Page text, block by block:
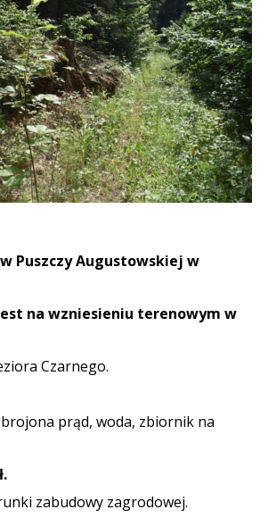
Puszczy Augustowskiej w
na wzniesieniu terenowym w
Czarnego.
prąd, woda, zbiornik na
zabudowy zagrodowej.